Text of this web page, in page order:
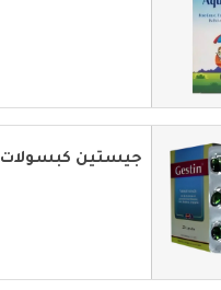
جيستين كبسولات 20 كبسولة